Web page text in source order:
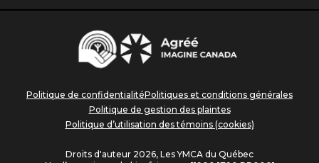
Centraide
nouvelle
fenêtre.
nouvelle
fenêtre.
nouvelle
fenêtre.
nouvelle
fenêtre.
fenêtre.
Politique de confidentialitéPolitiques et conditions générales
Politique de gestion des plaintes
Politique d’utilisation des témoins (cookies)
Droits d'auteur 2026, Les YMCA du Québec